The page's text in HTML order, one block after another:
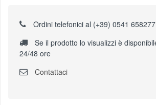
Ordini telefonici al (+39) 0541
Se il prodotto lo visualizzi è
24/48 ore
Contattaci